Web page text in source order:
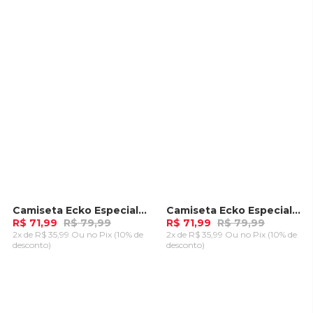
-10%Camiseta Ecko Especial Recortada Nauba Preta
R$ 71,99 R$ 79,99
2x de R$ 35,99 Ou no Pix (10% de
desconto)
-10%Camiseta Ecko Especial Areia
R$ 71,99 R$ 79,99
2x de R$ 35,99 Ou no Pix (10% de
desconto)